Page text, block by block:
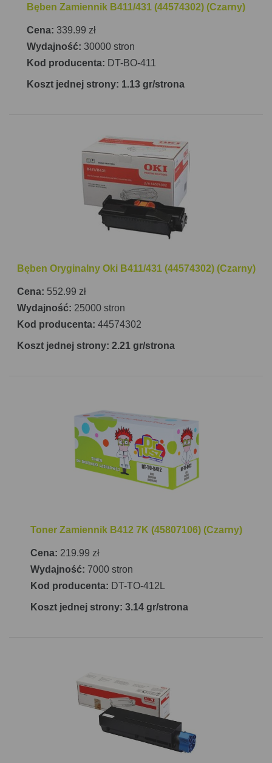
Bęben Zamiennik B411/431 (44574302) (Czarny)
Cena: 339.99 zł
Wydajność: 30000 stron
Kod producenta: DT-BO-411
Koszt jednej strony: 1.13 gr/strona
Bęben Oryginalny Oki B411/431 (44574302) (Czarny)
Cena: 552.99 zł
Wydajność: 25000 stron
Kod producenta: 44574302
Koszt jednej strony: 2.21 gr/strona
Toner Zamiennik B412 7K (45807106) (Czarny)
Cena: 219.99 zł
Wydajność: 7000 stron
Kod producenta: DT-TO-412L
Koszt jednej strony: 3.14 gr/strona